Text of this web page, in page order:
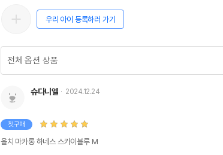
우리 아이 등록하러 가기
슈다니엘 2024.12.24
첫구매
올치 마카롱 하네스 스카이블루 M